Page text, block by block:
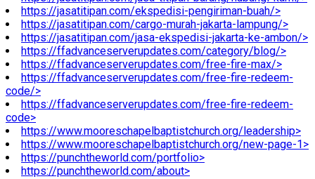
https://jasatitipan.com/ekspedisi-pengiriman-buah/>
https://jasatitipan.com/cargo-murah-jakarta-lampung/>
https://jasatitipan.com/jasa-ekspedisi-jakarta-ke-ambon/>
https://ffadvanceserverupdates.com/category/blog/>
https://ffadvanceserverupdates.com/free-fire-max/>
https://ffadvanceserverupdates.com/free-fire-redeem-
code/>
https://ffadvanceserverupdates.com/free-fire-redeem-
code>
https://www.mooreschapelbaptistchurch.org/leadership>
https://www.mooreschapelbaptistchurch.org/new-page-1>
https://punchtheworld.com/portfolio>
https://punchtheworld.com/about>